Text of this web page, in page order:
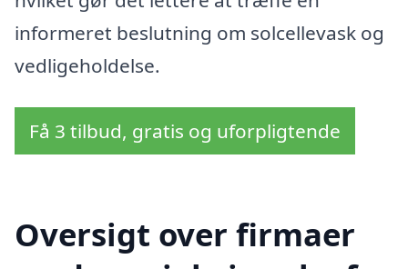
informeret beslutning om solcellevask og
vedligeholdelse.
Få 3 tilbud, gratis og uforpligtende
Oversigt over firmaer